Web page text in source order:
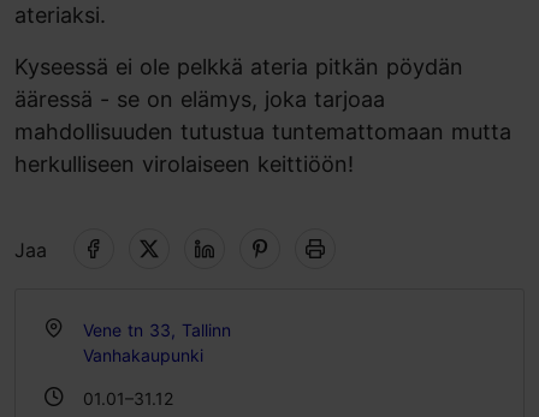
ateriaksi.
Kyseessä ei ole pelkkä ateria pitkän pöydän
ääressä - se on elämys, joka tarjoaa
mahdollisuuden tutustua tuntemattomaan mutta
herkulliseen virolaiseen keittiöön!
Jaa
Vene tn 33, Tallinn
Vanhakaupunki
01.01–31.12